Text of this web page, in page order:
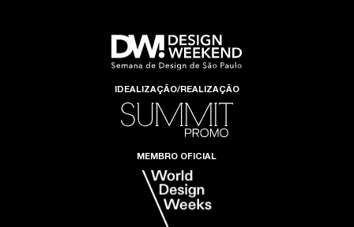
IDEALIZAÇÃO/REALIZAÇÃO
MEMBRO OFICIAL